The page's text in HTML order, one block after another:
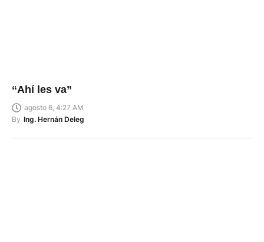
“Ahí les va”
agosto 6, 4:27 AM
By Ing. Hernán Deleg